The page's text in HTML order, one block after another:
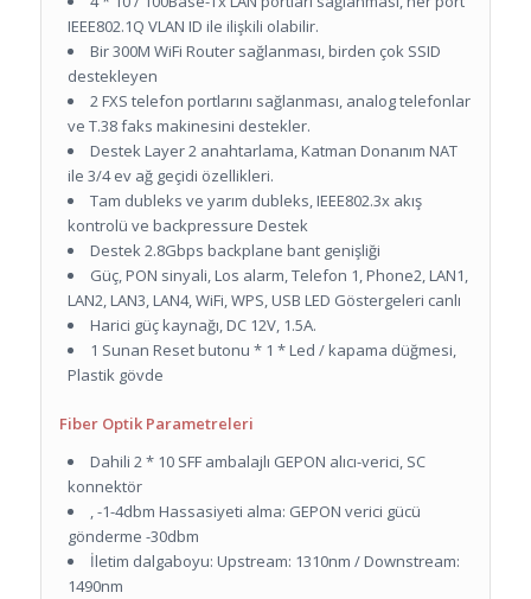
IEEE802.1Q VLAN ID ile ilişkili olabilir.
Bir 300M WiFi Router sağlanması, birden çok SSID
destekleyen
2 FXS telefon portlarını sağlanması, analog telefonlar
ve T.38 faks makinesini destekler.
Destek Layer 2 anahtarlama, Katman Donanım NAT
ile 3/4 ev ağ geçidi özellikleri.
Tam dubleks ve yarım dubleks, IEEE802.3x akış
kontrolü ve backpressure Destek
Destek 2.8Gbps backplane bant genişliği
Güç, PON sinyali, Los alarm, Telefon 1, Phone2, LAN1,
LAN2, LAN3, LAN4, WiFi, WPS, USB LED Göstergeleri canlı
Harici güç kaynağı, DC 12V, 1.5A.
1 Sunan Reset butonu * 1 * Led / kapama düğmesi,
Plastik gövde
Fiber Optik Parametreleri
Dahili 2 * 10 SFF ambalajlı GEPON alıcı-verici, SC
konnektör
, -1-4dbm Hassasiyeti alma: GEPON verici gücü
gönderme -30dbm
İletim dalgaboyu: Upstream: 1310nm / Downstream:
1490nm